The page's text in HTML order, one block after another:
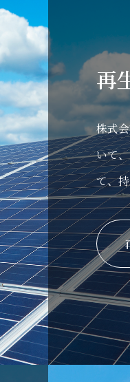
再
株式
いて
て、